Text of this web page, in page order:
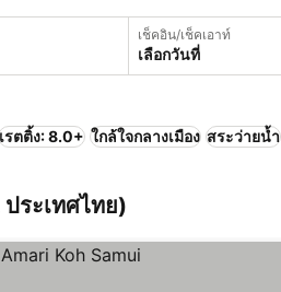
เช็คอิน/เช็คเอาท์
เลือกวันที่
เรตติ้ง: 8.0+ ใกล้ใจกลางเมือง สระว่ายน้ำ
ระเทศไทย)